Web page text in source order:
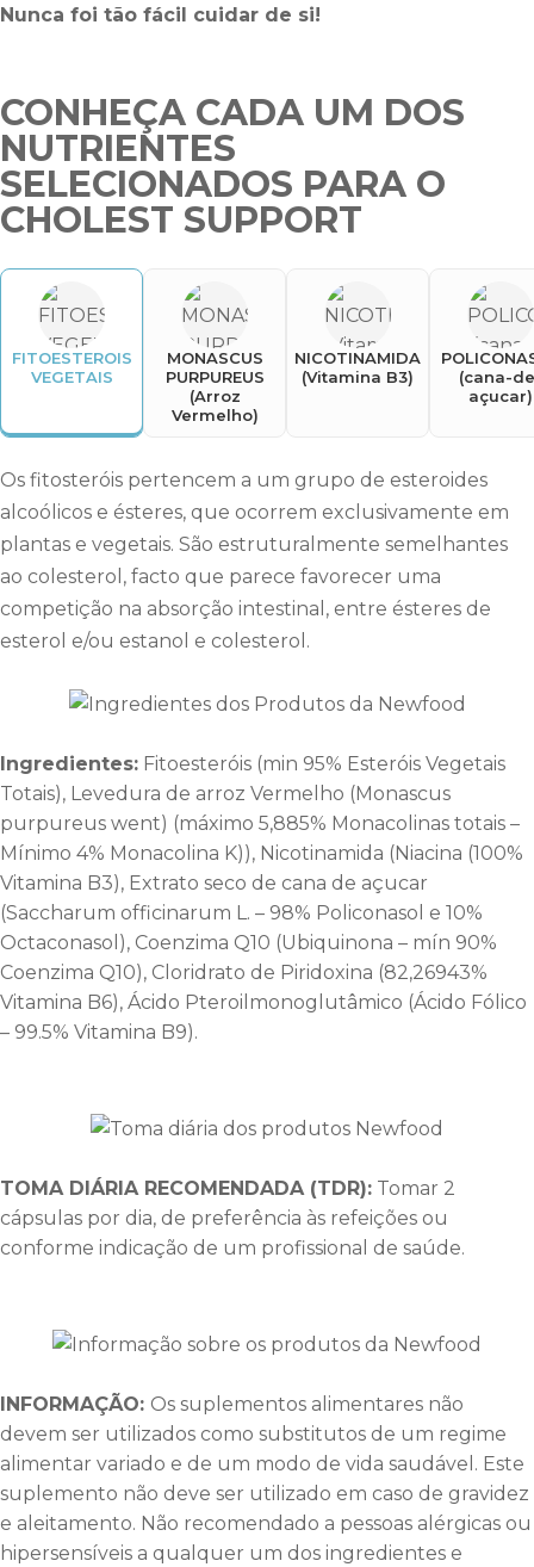
Nunca foi tão fácil cuidar de si!
CONHEÇA CADA UM DOS
NUTRIENTES
SELECIONADOS PARA O
CHOLEST SUPPORT
FITOESTEROIS
VEGETAIS
MONASCUS
PURPUREUS
(Arroz
Vermelho)
NICOTINAMIDA
(Vitamina B3)
(cana-
açucar)
Os fitosteróis pertencem a um grupo de esteroides
alcoólicos e ésteres, que ocorrem exclusivamente em
plantas e vegetais. São estruturalmente semelhantes
ao colesterol, facto que parece favorecer uma
competição na absorção intestinal, entre ésteres de
esterol e/ou estanol e colesterol.
Ingredientes: Fitoesteróis (min 95% Esteróis Vegetais
Totais), Levedura de arroz Vermelho (Monascus
purpureus went) (máximo 5,885% Monacolinas totais –
Mínimo 4% Monacolina K)), Nicotinamida (Niacina (100%
Vitamina B3), Extrato seco de cana de açucar
(Saccharum officinarum L. – 98% Policonasol e 10%
Octaconasol), Coenzima Q10 (Ubiquinona – mín 90%
Coenzima Q10), Cloridrato de Piridoxina (82,26943%
Vitamina B6), Ácido Pteroilmonoglutâmico (Ácido Fólico
– 99.5% Vitamina B9).
TOMA DIÁRIA RECOMENDADA (TDR): Tomar 2
cápsulas por dia, de preferência às refeições ou
conforme indicação de um profissional de saúde.
INFORMAÇÃO: Os suplementos alimentares não
devem ser utilizados como substitutos de um regime
alimentar variado e de um modo de vida saudável. Este
suplemento não deve ser utilizado em caso de gravidez
e aleitamento. Não recomendado a pessoas alérgicas ou
hipersensíveis a qualquer um dos ingredientes e